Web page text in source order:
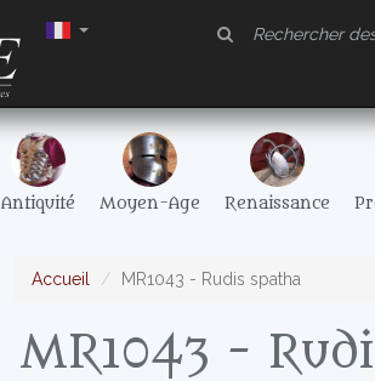
Antiquité Moyen-Age Renaissance
Accueil MR1043 - Rudis spatha
MR1043 -